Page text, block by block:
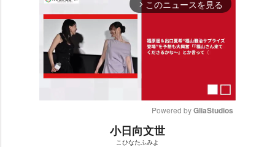
arrow_forward_ios このニュースを見る
Powered by GliaStudios
小日向文世
こひなたふみよ